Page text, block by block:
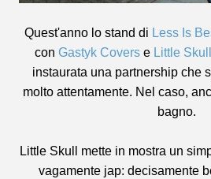
Quest'anno lo stand di Less Is
con Gastyk Coverse Little
instaurata una partnership che
molto attentamente. Nel caso,
bagno.
Little Skull mette in mostra un
vagamente jap: decisamente